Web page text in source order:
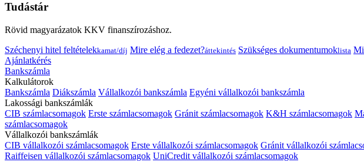
Tudástár
Rövid magyarázatok KKV finanszírozáshoz.
Széchenyi hitel feltételekkamat/díj Mire elég a fedezet?áttekintés Szükséges dokumentumoklista
Ajánlatkérés
Bankszámla
Kalkulátorok
Bankszámla Diákszámla Vállalkozói bankszámla Egyéni vállalkozói bankszámla
Lakossági bankszámlák
CIB számlacsomagok Erste számlacsomagok Gránit számlacsomagok K&H számlacsomagok
számlacsomagok
Vállalkozói bankszámlák
CIB vállalkozói számlacsomagok Erste vállalkozói számlacsomagok Gránit vállalkozói
Raiffeisen vállalkozói számlacsomagok UniCredit vállalkozói számlacsomagok